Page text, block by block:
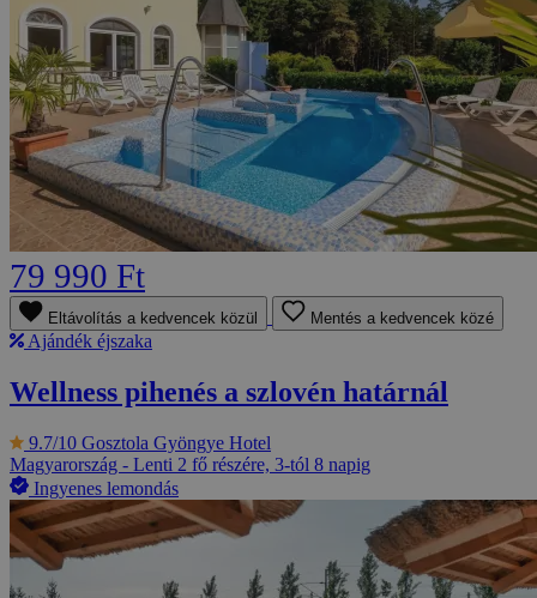
79 990 Ft
Eltávolítás a kedvencek közül Mentés a kedvencek közé
Ajándék éjszaka
Wellness pihenés a szlovén határnál
9.7/10 Gosztola Gyöngye Hotel
Magyarország - Lenti 2 fő részére, 3-tól 8 napig
Ingyenes lemondás